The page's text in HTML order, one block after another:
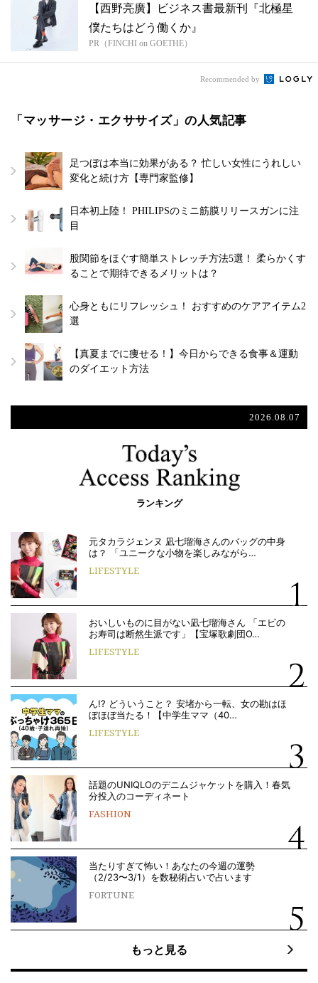
【西野亮廣】ビジネス書最新刊『北極星
僕たちはどう働くか』
PR（FINCHI on GOETHE）
Recommended by
「マッサージ・エクササイズ」の人気記事
足つぼは本当に効果がある？ 忙しい女性にうれしい
変化と続け方【専門家監修】
日本初上陸！ PHILIPSのミニ筋膜リリースガンに注
目
股関節をほぐす簡単ストレッチ方法5選！ 柔らかくす
ることで期待できるメリットは？
心身ともにリフレッシュ！ おすすめのケアアイテム2
選
【真夏までに痩せる！】今日からできる食事＆運動
のダイエット方法
2026.08.07
ランキング
元タカラジェンヌ 凪七瑠海さんのバッグの中身
は？ 「ユニークな小物を楽しみながら…
LIFESTYLE
おいしいものに目がない凪七瑠海さん 「エビの
お寿司は断然生派です」【宝塚歌劇団O…
LIFESTYLE
ん!? どういうこと？ 安堵から一転、女の勘はほ
ぼほぼ当たる！【中学生ママ（40…
LIFESTYLE
話題のUNIQLOのデニムジャケットを購入！春気
分投入のコーディネート
FASHION
当たりすぎて怖い！あなたの今週の運勢
（2/23〜3/1）を数秘術占いで占います
FORTUNE
もっと見る